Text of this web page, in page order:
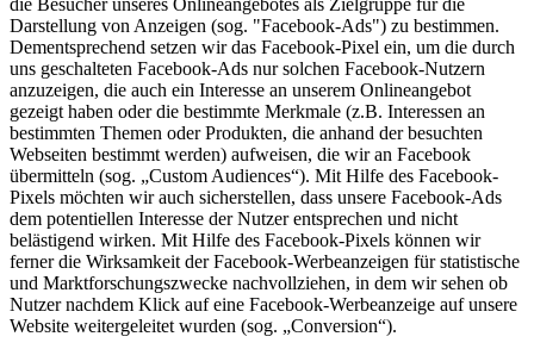
die Besucher unseres Onlineangebotes als Zielgruppe für die
Darstellung von Anzeigen (sog. "Facebook-Ads") zu bestimmen.
Dementsprechend setzen wir das Facebook-Pixel ein, um die durch
uns geschalteten Facebook-Ads nur solchen Facebook-Nutzern
anzuzeigen, die auch ein Interesse an unserem Onlineangebot
gezeigt haben oder die bestimmte Merkmale (z.B. Interessen an
bestimmten Themen oder Produkten, die anhand der besuchten
Webseiten bestimmt werden) aufweisen, die wir an Facebook
übermitteln (sog. „Custom Audiences“). Mit Hilfe des Facebook-
Pixels möchten wir auch sicherstellen, dass unsere Facebook-Ads
dem potentiellen Interesse der Nutzer entsprechen und nicht
belästigend wirken. Mit Hilfe des Facebook-Pixels können wir
ferner die Wirksamkeit der Facebook-Werbeanzeigen für statistische
und Marktforschungszwecke nachvollziehen, in dem wir sehen ob
Nutzer nachdem Klick auf eine Facebook-Werbeanzeige auf unsere
Website weitergeleitet wurden (sog. „Conversion“).